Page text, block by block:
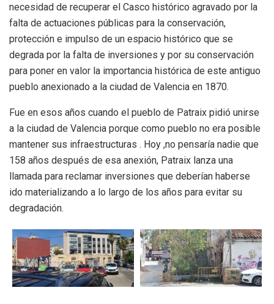
necesidad de recuperar el Casco histórico agravado por la
falta de actuaciones públicas para la conservación,
protección e impulso de un espacio histórico que se
degrada por la falta de inversiones y por su conservación
para poner en valor la importancia histórica de este antiguo
pueblo anexionado a la ciudad de Valencia en 1870.
Fue en esos años cuando el pueblo de Patraix pidió unirse
a la ciudad de Valencia porque como pueblo no era posible
mantener sus infraestructuras . Hoy ,no pensaría nadie que
158 años después de esa anexión, Patraix lanza una
llamada para reclamar inversiones que deberían haberse
ido materializando a lo largo de los años para evitar su
degradación.